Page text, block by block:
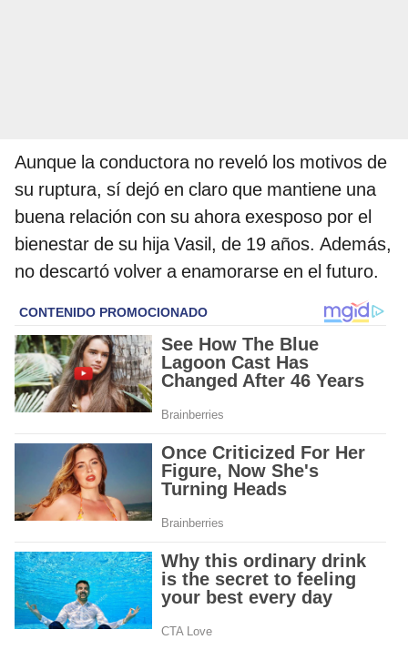
Aunque la conductora no reveló los motivos de
su ruptura, sí dejó en claro que mantiene una
buena relación con su ahora exesposo por el
bienestar de su hija Vasil, de 19 años. Además,
no descartó volver a enamorarse en el futuro.